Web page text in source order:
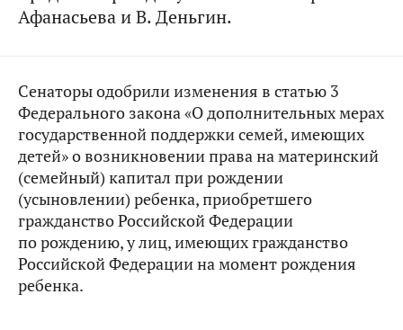
Афанасьева и В. Деньгин.
Сенаторы одобрили изменения в статью 3
Федерального закона «О дополнительных мерах
государственной поддержки семей, имеющих
детей» о возникновении права на материнский
(семейный) капитал при рождении
(усыновлении) ребенка, приобретшего
гражданство Российской Федерации
по рождению, у лиц, имеющих гражданство
Российской Федерации на момент рождения
ребенка.